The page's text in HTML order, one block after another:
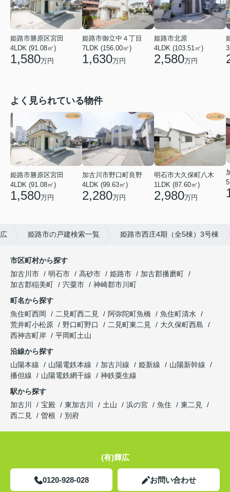
姫路市勝原区宮田
4LDK (91.08㎡)
1,580万円
姫路市御立中４丁目
7LDK (156.00㎡)
1,630万円
姫路市北原
4LDK (103.51㎡)
2,580万円
よく見られている物件
姫路市勝原区宮田
4LDK (91.08㎡)
1,580万円
加古川市野口町良野
4LDK (99.63㎡)
2,280万円
明石市大久保町八木
1LDK (87.60㎡)
2,980万円
姫路市の戸建検索一覧 姫路市西庄4期（全5棟）3号棟
市区町村から探す
加古川市
明石市 高砂市 姫路市
加古郡播磨町
加古郡稲美町
宍粟市
神崎郡市川町
町名から探す
魚住町西岡
二見町西二見 阿弥陀町魚橋
魚住町清水
荒井町小松原
野口町野口 二見町東二見
大久保町西島
西神吉町岸
平岡町土山
沿線から探す
山陽本線
山陽電鉄本線 加古川線 姫新線
山陽新幹線
播但線
山陽電鉄網干線
神鉄粟生線
駅から探す
加古川
宝殿 東加古川 土山 浜の宮 魚住
東二見
西二見
曽根 別府
(有)輝広
0120-928-028 お問い合わせ